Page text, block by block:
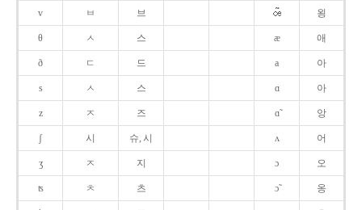
v ㅂ 브 욍
θ ㅅ 스 æ 애
ð ㄷ 드 a 아
s ㅅ 스 ɑ 아
z ㅈ 즈 ɑ̃ 앙
ʃ 시 슈, 시 ʌ 어
ʒ ㅈ 지 ɔ 오
ʦ ㅊ 츠 ɔ̃ 옹